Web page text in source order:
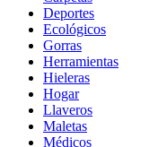
Deportes
Ecológicos
Gorras
Herramientas
Hieleras
Hogar
Llaveros
Maletas
Médicos